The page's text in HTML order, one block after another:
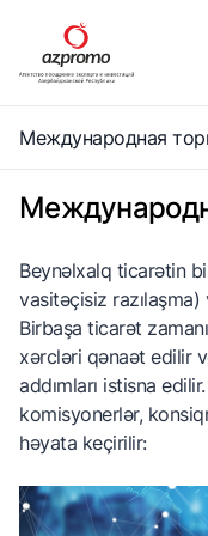
Международная
Beynəlxalq ticarətin
vasitəçisiz razılaşma)
Birbaşa ticarət
xərcləri qənaət edilir
addımları istisna
komisyonerlər,
həyata keçirilir: